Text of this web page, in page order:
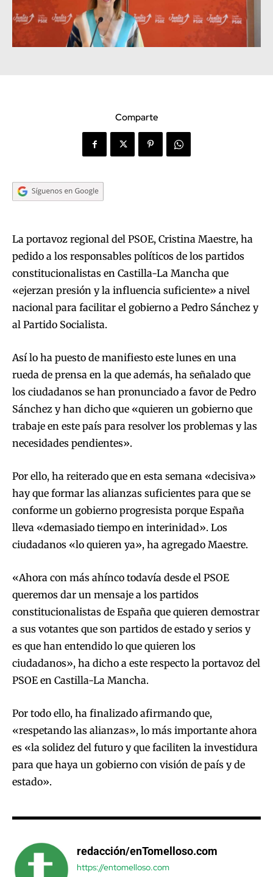
Comparte
La portavoz regional del PSOE, Cristina Maestre, ha
pedido a los responsables políticos de los partidos
constitucionalistas en Castilla-La Mancha que
«ejerzan presión y la influencia suficiente» a nivel
nacional para facilitar el gobierno a Pedro Sánchez y
al Partido Socialista.
Así lo ha puesto de manifiesto este lunes en una
rueda de prensa en la que además, ha señalado que
los ciudadanos se han pronunciado a favor de Pedro
Sánchez y han dicho que «quieren un gobierno que
trabaje en este país para resolver los problemas y las
necesidades pendientes».
Por ello, ha reiterado que en esta semana «decisiva»
hay que formar las alianzas suficientes para que se
conforme un gobierno progresista porque España
lleva «demasiado tiempo en interinidad». Los
ciudadanos «lo quieren ya», ha agregado Maestre.
«Ahora con más ahínco todavía desde el PSOE
queremos dar un mensaje a los partidos
constitucionalistas de España que quieren demostrar
a sus votantes que son partidos de estado y serios y
es que han entendido lo que quieren los
ciudadanos», ha dicho a este respecto la portavoz del
PSOE en Castilla-La Mancha.
Por todo ello, ha finalizado afirmando que,
«respetando las alianzas», lo más importante ahora
es «la solidez del futuro y que faciliten la investidura
para que haya un gobierno con visión de país y de
estado».
redacción/enTomelloso.com
https://entomelloso.com